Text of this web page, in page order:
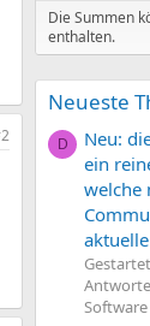
Die Summen
enthalten.
Neueste
D
Neu:
ein
welche